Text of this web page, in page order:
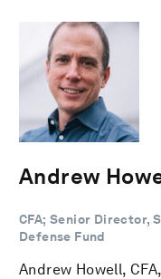
Andrew
CFA; Senior Director,
Defense Fund
Andrew Howell,